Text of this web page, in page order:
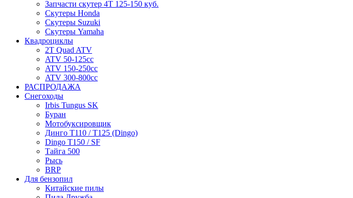
Запчасти скутер 4Т 125-150 куб.
Скутеры Honda
Скутеры Suzuki
Скутеры Yamaha
Квадроциклы
2T Quad ATV
ATV 50-125cc
ATV 150-250cc
ATV 300-800cc
РАСПРОДАЖА
Снегоходы
Irbis Tungus SK
Буран
Мотобуксировщик
Динго T110 / T125 (Dingo)
Dingo T150 / SF
Тайга 500
Рысь
BRP
Для бензопил
Китайские пилы